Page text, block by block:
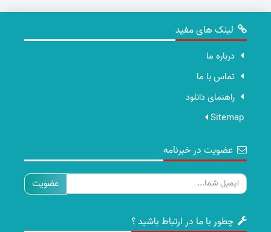
لینک های مفید
درباره ما
تماس با ما
راهنمای دانلود
Sitemap
عضویت در خبرنامه
ایمیل
چطور با ما در ارتباط باشید ؟